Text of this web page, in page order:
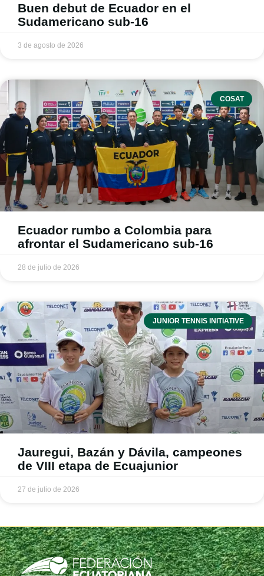
Buen debut de Ecuador en el
Sudamericano sub-16
3 de agosto de 2026
COSAT
Ecuador rumbo a Colombia para
afrontar el Sudamericano sub-16
28 de julio de 2026
JUNIOR TENNIS INITIATIVE
Jauregui, Bazán y Dávila, campeones
de VIII etapa de Ecuajunior
27 de julio de 2026